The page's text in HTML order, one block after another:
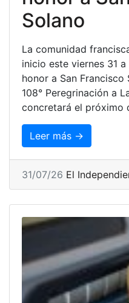
Solano
La comunidad
inicio este viernes 31
honor a San Francisco
108° Peregrinación a
concretará el próximo
Leer más →
31/07/26 El